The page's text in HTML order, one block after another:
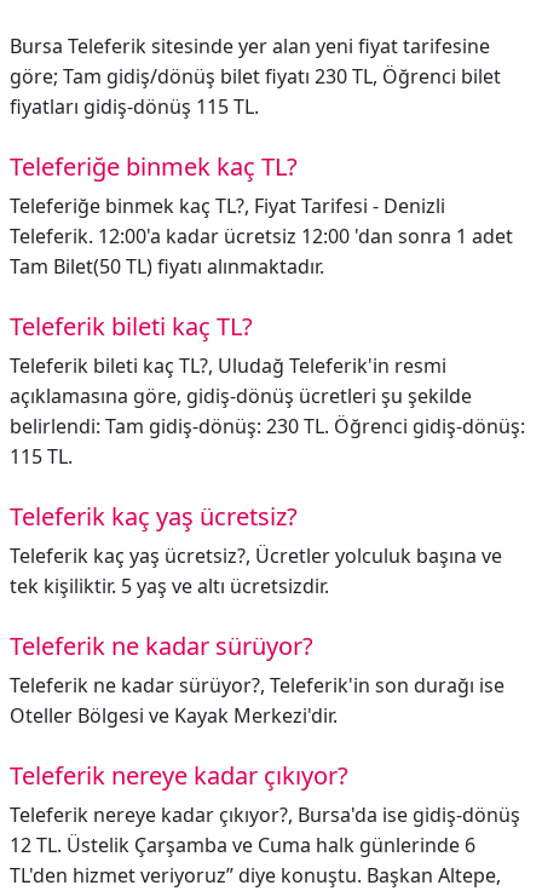
Bursa Teleferik sitesinde yer alan yeni fiyat tarifesine
göre; Tam gidiş/dönüş bilet fiyatı 230 TL, Öğrenci bilet
fiyatları gidiş-dönüş 115 TL.
Teleferiğe binmek kaç TL?
Teleferiğe binmek kaç TL?, Fiyat Tarifesi - Denizli
Teleferik. 12:00'a kadar ücretsiz 12:00 'dan sonra 1 adet
Tam Bilet(50 TL) fiyatı alınmaktadır.
Teleferik bileti kaç TL?
Teleferik bileti kaç TL?, Uludağ Teleferik'in resmi
açıklamasına göre, gidiş-dönüş ücretleri şu şekilde
belirlendi: Tam gidiş-dönüş: 230 TL. Öğrenci gidiş-dönüş:
115 TL.
Teleferik kaç yaş ücretsiz?
Teleferik kaç yaş ücretsiz?, Ücretler yolculuk başına ve
tek kişiliktir. 5 yaş ve altı ücretsizdir.
Teleferik ne kadar sürüyor?
Teleferik ne kadar sürüyor?, Teleferik'in son durağı ise
Oteller Bölgesi ve Kayak Merkezi'dir.
Teleferik nereye kadar çıkıyor?
Teleferik nereye kadar çıkıyor?, Bursa'da ise gidiş-dönüş
12 TL. Üstelik Çarşamba ve Cuma halk günlerinde 6
TL'den hizmet veriyoruz” diye konuştu. Başkan Altepe,